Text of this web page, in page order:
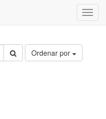
Ordenar por